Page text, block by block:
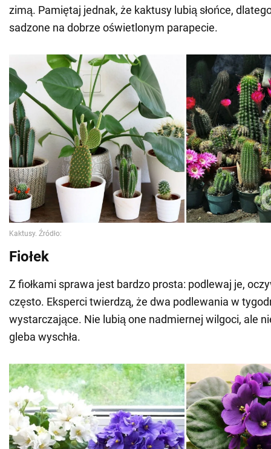
zimą. Pamiętaj jednak, że kaktusy lubią słońce,
sadzone na dobrze oświetlonym parapecie.
Fiołek
Z fiołkami sprawa jest bardzo prosta: podlewaj je,
często. Eksperci twierdzą, że dwa podlewania w
wystarczające. Nie lubią one nadmiernej wilgoci, ale
gleba wyschła.